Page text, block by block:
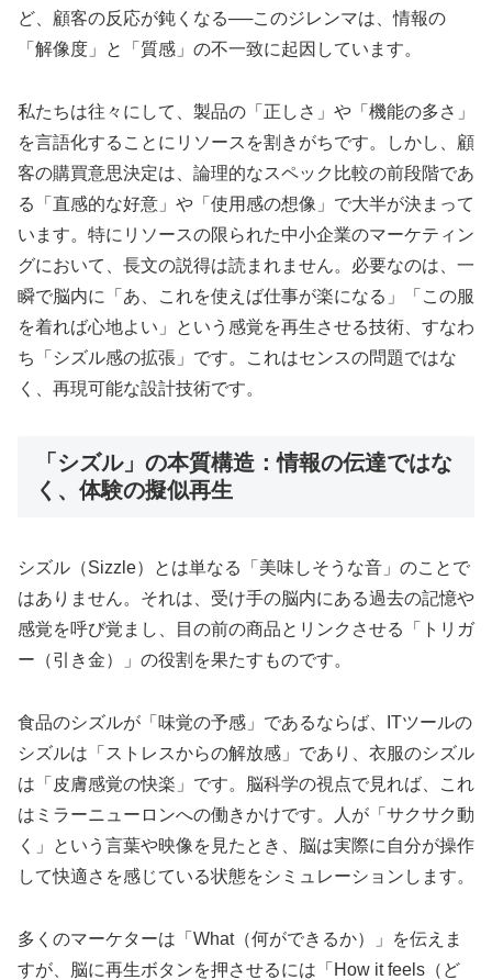
ど、顧客の反応が鈍くなる──このジレンマは、情報の
「解像度」と「質感」の不一致に起因しています。
私たちは往々にして、製品の「正しさ」や「機能の多さ」
を言語化することにリソースを割きがちです。しかし、顧
客の購買意思決定は、論理的なスペック比較の前段階であ
る「直感的な好意」や「使用感の想像」で大半が決まって
います。特にリソースの限られた中小企業のマーケティン
グにおいて、長文の説得は読まれません。必要なのは、一
瞬で脳内に「あ、これを使えば仕事が楽になる」「この服
を着れば心地よい」という感覚を再生させる技術、すなわ
ち「シズル感の拡張」です。これはセンスの問題ではな
く、再現可能な設計技術です。
「シズル」の本質構造：情報の伝達ではな
く、体験の擬似再生
シズル（Sizzle）とは単なる「美味しそうな音」のことで
はありません。それは、受け手の脳内にある過去の記憶や
感覚を呼び覚まし、目の前の商品とリンクさせる「トリガ
ー（引き金）」の役割を果たすものです。
食品のシズルが「味覚の予感」であるならば、ITツールの
シズルは「ストレスからの解放感」であり、衣服のシズル
は「皮膚感覚の快楽」です。脳科学の視点で見れば、これ
はミラーニューロンへの働きかけです。人が「サクサク動
く」という言葉や映像を見たとき、脳は実際に自分が操作
して快適さを感じている状態をシミュレーションします。
多くのマーケターは「What（何ができるか）」を伝えま
すが、脳に再生ボタンを押させるには「How it feels（ど